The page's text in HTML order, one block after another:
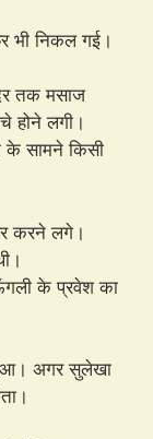
भी निकल गई।
तक मसाज
होने लगी।
के सामने किसी
करने लगे।
के प्रवेश का
अगर सुलेखा